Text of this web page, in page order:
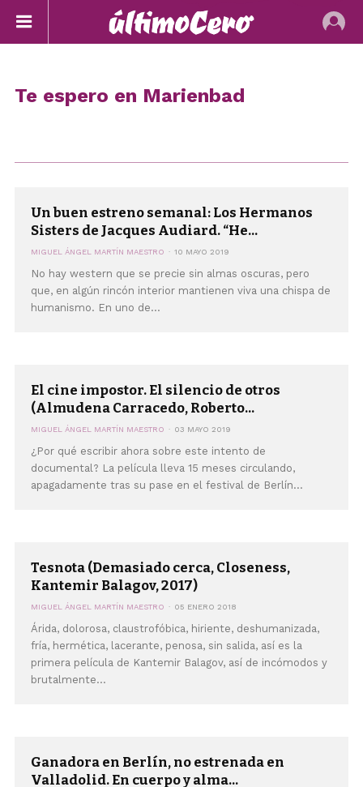
Te espero en Marienbad
Un buen estreno semanal: Los Hermanos
Sisters de Jacques Audiard. “He...
MIGUEL ÁNGEL MARTÍN MAESTRO 10 MAYO 2019
No hay western que se precie sin almas oscuras, pero
que, en algún rincón interior mantienen viva una chispa de
humanismo. En uno de...
El cine impostor. El silencio de otros
(Almudena Carracedo, Roberto...
MIGUEL ÁNGEL MARTÍN MAESTRO 03 MAYO 2019
¿Por qué escribir ahora sobre este intento de
documental? La película lleva 15 meses circulando,
apagadamente tras su pase en el festival de Berlín...
Tesnota (Demasiado cerca, Closeness,
Kantemir Balagov, 2017)
MIGUEL ÁNGEL MARTÍN MAESTRO 05 ENERO 2018
Árida, dolorosa, claustrofóbica, hiriente, deshumanizada,
fría, hermética, lacerante, penosa, sin salida, así es la
primera película de Kantemir Balagov, así de incómodos y
brutalmente...
Ganadora en Berlín, no estrenada en
Valladolid. En cuerpo y alma...